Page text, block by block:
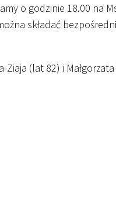
o godzinie 18.00 na
składać
Ziaja (lat 82) i